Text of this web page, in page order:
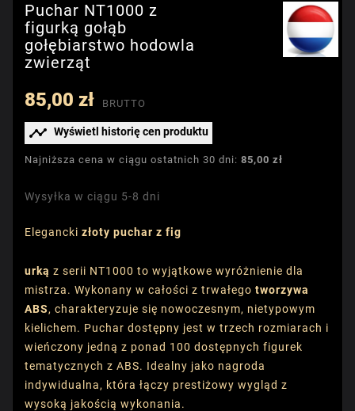
Puchar NT1000 z
figurką gołąb
gołębiarstwo hodowla
zwierząt
85,00 zł BRUTTO
 Wyświetl historię cen produktu
Najniższa cena w ciągu ostatnich 30 dni: 85,00 zł
Wysyłka w ciągu 5-8 dni
Elegancki złoty puchar z fig
urką z serii NT1000 to wyjątkowe wyróżnienie dla
mistrza. Wykonany w całości z trwałego tworzywa
ABS, charakteryzuje się nowoczesnym, nietypowym
kielichem. Puchar dostępny jest w trzech rozmiarach i
wieńczony jedną z ponad 100 dostępnych figurek
tematycznych z ABS. Idealny jako nagroda
indywidualna, która łączy prestiżowy wygląd z
wysoką jakością wykonania.